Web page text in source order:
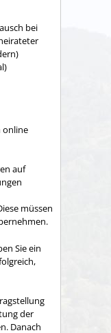
bei
online
auf
müssen
Sie ein
der
Danach